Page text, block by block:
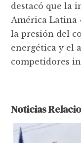
destacó que la
América Latina
la presión del
energética y el
competidores
Noticias